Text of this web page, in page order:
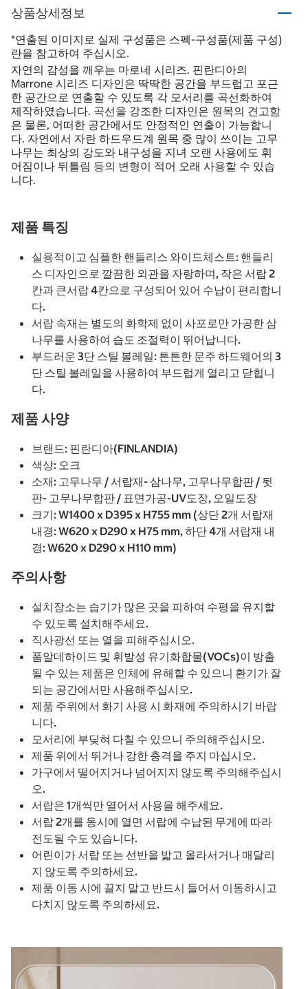
상품상세정보
*연출된 이미지로 실제 구성품은 스펙-구성품(제품 구성)
란을 참고하여 주십시오.
자연의 감성을 깨우는 마로네 시리즈. 핀란디아의
Marrone 시리즈 디자인은 딱딱한 공간을 부드럽고 포근
한 공간으로 연출할 수 있도록 각 모서리를 곡선화하여
제작하였습니다. 곡선을 강조한 디자인은 원목의 견고함
은 물론, 어떠한 공간에서도 안정적인 연출이 가능합니
다. 자연에서 자란 하드우드계 원목 중 많이 쓰이는 고무
나무는 최상의 강도와 내구성을 지녀 오랜 사용에도 휘
어짐이나 뒤틀림 등의 변형이 적어 오래 사용할 수 있습
니다.
제품 특징
실용적이고 심플한 핸들리스 와이드체스트: 핸들리
스 디자인으로 깔끔한 외관을 자랑하며, 작은 서랍 2
칸과 큰서랍 4칸으로 구성되어 있어 수납이 편리합니
다.
서랍 속재는 별도의 화학제 없이 사포로만 가공한 삼
나무를 사용하여 습도 조절력이 뛰어납니다.
부드러운 3단 스틸 볼레일: 튼튼한 문주 하드웨어의 3
단 스틸 볼레일을 사용하여 부드럽게 열리고 닫힙니
다.
제품 사양
브랜드: 핀란디아(FINLANDIA)
색상: 오크
소재: 고무나무 / 서랍재- 삼나무, 고무나무합판 / 뒷
판- 고무나무합판 / 표면가공-UV도장, 오일도장
크기: W1400 x D395 x H755 mm (상단 2개 서랍재
내경: W620 x D290 x H75 mm, 하단 4개 서랍재 내
경: W620 x D290 x H110 mm)
주의사항
설치장소는 습기가 많은 곳을 피하여 수평을 유지할
수 있도록 설치해주세요.
직사광선 또는 열을 피해주십시오.
폼알데하이드 및 휘발성 유기화합물(VOCs)이 방출
될 수 있는 제품은 인체에 유해할 수 있으니 환기가 잘
되는 공간에서만 사용해주십시오.
제품 주위에서 화기 사용 시 화재에 주의하시기 바랍
니다.
모서리에 부딪혀 다칠 수 있으니 주의해주십시오.
제품 위에서 뛰거나 강한 충격을 주지 마십시오.
가구에서 떨어지거나 넘어지지 않도록 주의해주십시
오.
서랍은 1개씩만 열어서 사용을 해주세요.
서랍 2개를 동시에 열면 서랍에 수납된 무게에 따라
전도될 수도 있습니다.
어린이가 서랍 또는 선반을 밟고 올라서거나 매달리
지 않도록 주의하세요.
제품 이동 시에 끌지 말고 반드시 들어서 이동하시고
다치지 않도록 주의하세요.